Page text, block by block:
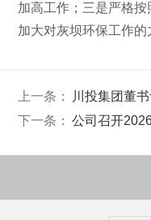
加高工作；三是严格
加大对灰坝环保工作
上一条：
川投集团董
下一条：
公司召开